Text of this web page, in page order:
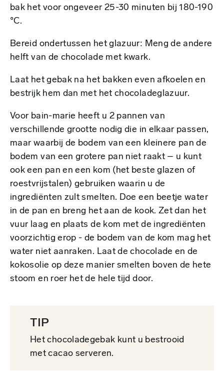
bak het voor ongeveer 25-30 minuten bij 180-190
°C.
Bereid ondertussen het glazuur: Meng de andere
helft van de chocolade met kwark.
Laat het gebak na het bakken even afkoelen en
bestrijk hem dan met het chocoladeglazuur.
Voor bain-marie heeft u 2 pannen van
verschillende grootte nodig die in elkaar passen,
maar waarbij de bodem van een kleinere pan de
bodem van een grotere pan niet raakt – u kunt
ook een pan en een kom (het beste glazen of
roestvrijstalen) gebruiken waarin u de
ingrediënten zult smelten. Doe een beetje water
in de pan en breng het aan de kook. Zet dan het
vuur laag en plaats de kom met de ingrediënten
voorzichtig erop - de bodem van de kom mag het
water niet aanraken. Laat de chocolade en de
kokosolie op deze manier smelten boven de hete
stoom en roer het de hele tijd door.
TIP
Het chocoladegebak kunt u bestrooid
met cacao serveren.